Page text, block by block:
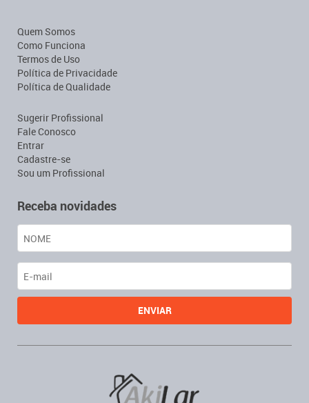
Quem Somos
Como Funciona
Termos de Uso
Política de Privacidade
Política de Qualidade
Sugerir Profissional
Fale Conosco
Entrar
Cadastre-se
Sou um Profissional
Receba novidades